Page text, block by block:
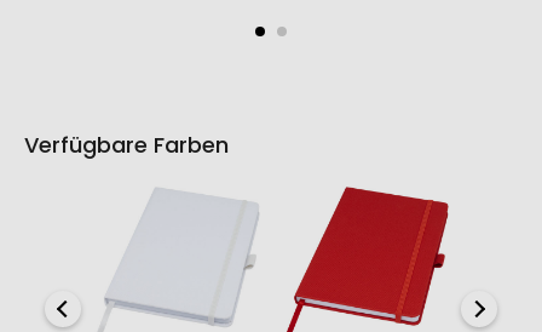
Verfügbare Farben